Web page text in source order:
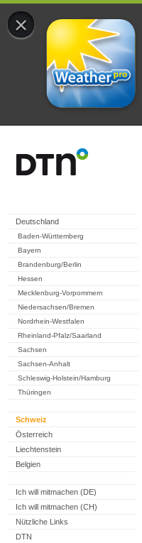
×
Deutschland
Baden-Württemberg
Bayern
Brandenburg/Berlin
Hessen
Mecklenburg-Vorpommern
Niedersachsen/Bremen
Nordrhein-Westfalen
Rheinland-Pfalz/Saarland
Sachsen
Sachsen-Anhalt
Schleswig-Holstein/Hamburg
Thüringen
Schweiz
Österreich
Liechtenstein
Belgien
Ich will mitmachen (DE)
Ich will mitmachen (CH)
Nützliche Links
DTN